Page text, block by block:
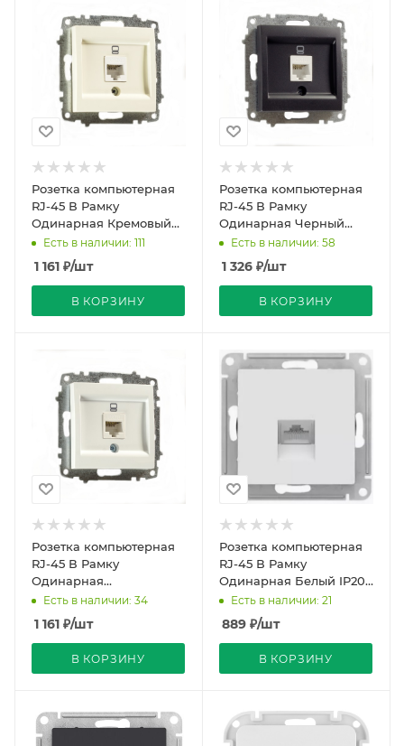
Розетка компьютерная
RJ-45 В Рамку
Одинарная Кремовый
IP20 Zena Vega EL-BI
Есть в наличии: 111
1 161 ₽/шт
В КОРЗИНУ
Розетка компьютерная
RJ-45 В Рамку
Одинарная Черный
матовый IP20 Zena Vega
Есть в наличии: 58
1 326 ₽/шт
В КОРЗИНУ
Розетка компьютерная
RJ-45 В Рамку
Одинарная
Белоснежный IP20 Zena
Vega EL-BI
Есть в наличии: 34
1 161 ₽/шт
В КОРЗИНУ
Розетка компьютерная
RJ-45 В Рамку
Одинарная Белый IP20
ATLASDESIGN Schneider
Electric
Есть в наличии: 21
889 ₽/шт
В КОРЗИНУ